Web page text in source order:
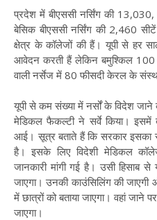
प्रदेश में बीएससी नर्सिंग की
बेसिक बीएससी नर्सिंग की 2,460
क्षेत्र के कॉलेजों की हैं। यूपी से हर
आवेदन करती हैं लेकिन बमुश्किल 100
वाली नर्सेज में 80 फीसदी केरल के
यूपी से कम संख्या में नर्सों के विदेश
मेडिकल फैकल्टी ने सर्वे किया। इसमें
आई। सूत्र बताते हैं कि सरकार इसका
है। इसके लिए विदेशी मेडिकल
जानकारी मांगी गई है। उसी हिसाब से
जाएगा। उनकी काउंसिलिंग की
में छात्रों को बताया जाएगा। वहां जाने
जाएगा।